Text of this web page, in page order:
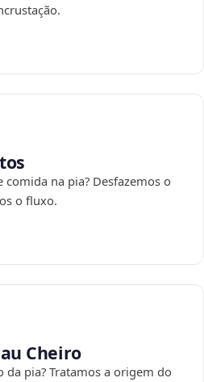
na pia? Desfazemos o
o fluxo.
Cheiro
pia? Tratamos a origem do